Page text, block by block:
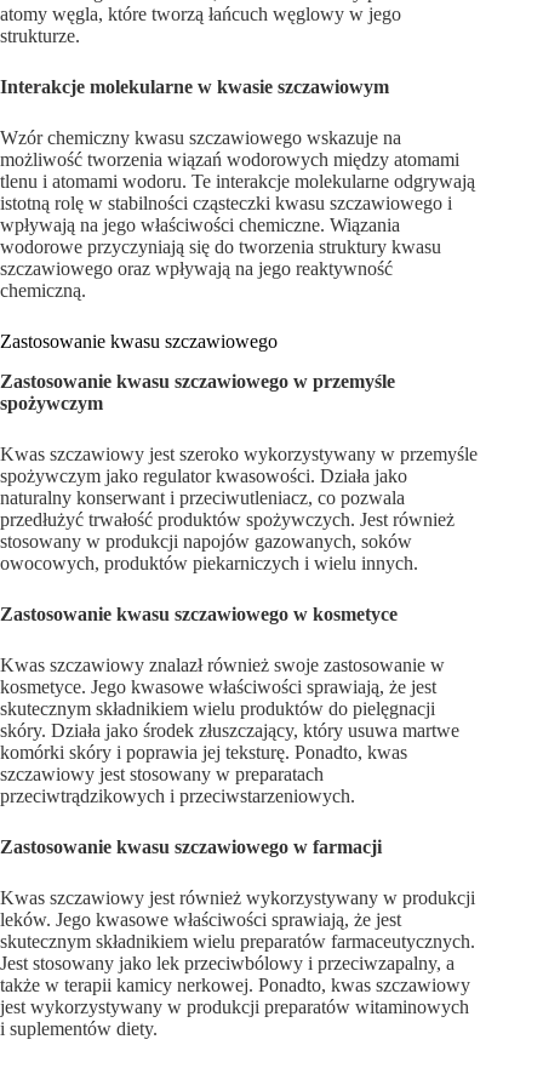
atomy węgla, które tworzą łańcuch węglowy w jego
strukturze.
Interakcje molekularne w kwasie szczawiowym
Wzór chemiczny kwasu szczawiowego wskazuje na
możliwość tworzenia wiązań wodorowych między atomami
tlenu i atomami wodoru. Te interakcje molekularne odgrywają
istotną rolę w stabilności cząsteczki kwasu szczawiowego i
wpływają na jego właściwości chemiczne. Wiązania
wodorowe przyczyniają się do tworzenia struktury kwasu
szczawiowego oraz wpływają na jego reaktywność
chemiczną.
Zastosowanie kwasu szczawiowego
Zastosowanie kwasu szczawiowego w przemyśle
spożywczym
Kwas szczawiowy jest szeroko wykorzystywany w przemyśle
spożywczym jako regulator kwasowości. Działa jako
naturalny konserwant i przeciwutleniacz, co pozwala
przedłużyć trwałość produktów spożywczych. Jest również
stosowany w produkcji napojów gazowanych, soków
owocowych, produktów piekarniczych i wielu innych.
Zastosowanie kwasu szczawiowego w kosmetyce
Kwas szczawiowy znalazł również swoje zastosowanie w
kosmetyce. Jego kwasowe właściwości sprawiają, że jest
skutecznym składnikiem wielu produktów do pielęgnacji
skóry. Działa jako środek złuszczający, który usuwa martwe
komórki skóry i poprawia jej teksturę. Ponadto, kwas
szczawiowy jest stosowany w preparatach
przeciwtrądzikowych i przeciwstarzeniowych.
Zastosowanie kwasu szczawiowego w farmacji
Kwas szczawiowy jest również wykorzystywany w produkcji
leków. Jego kwasowe właściwości sprawiają, że jest
skutecznym składnikiem wielu preparatów farmaceutycznych.
Jest stosowany jako lek przeciwbólowy i przeciwzapalny, a
także w terapii kamicy nerkowej. Ponadto, kwas szczawiowy
jest wykorzystywany w produkcji preparatów witaminowych
i suplementów diety.